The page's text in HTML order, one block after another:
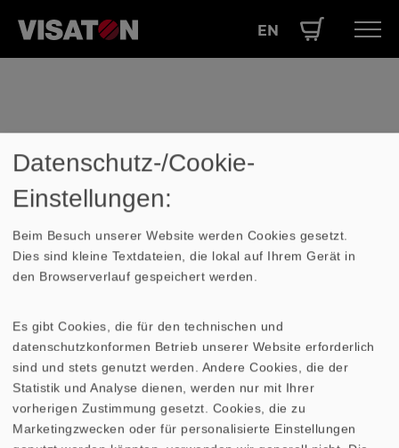
LEISTUNGEN
EN
Lexikon
mechanische Dämpfung am
Lautsprecher
Reibung in der Membraneinspannung
verursacht. Die Schwingungsenergie wird
in Wärme umgewandelt und dieMembran
abgebremst.
Datenschutz-/Cookie-
Einstellungen:
Beim Besuch unserer Website werden Cookies gesetzt.
Dies sind kleine Textdateien, die lokal auf Ihrem Gerät in
den Browserverlauf gespeichert werden.
Es gibt Cookies, die für den technischen und
datenschutzkonformen Betrieb unserer Website erforderlich
sind und stets genutzt werden. Andere Cookies, die der
Statistik und Analyse dienen, werden nur mit Ihrer
vorherigen Zustimmung gesetzt. Cookies, die zu
Marketingzwecken oder für personalisierte Einstellungen